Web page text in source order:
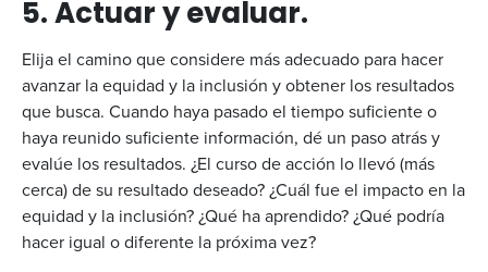
5. Actuar y evaluar.
Elija el camino que considere más adecuado para hacer
avanzar la equidad y la inclusión y obtener los resultados
que busca. Cuando haya pasado el tiempo suficiente o
haya reunido suficiente información, dé un paso atrás y
evalúe los resultados. ¿El curso de acción lo llevó (más
cerca) de su resultado deseado? ¿Cuál fue el impacto en la
equidad y la inclusión? ¿Qué ha aprendido? ¿Qué podría
hacer igual o diferente la próxima vez?